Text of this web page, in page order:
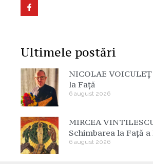
Ultimele postări
NICOLAE
la Față
6 august 2026
MIRCEA
Schimbarea la Față
6 august 2026